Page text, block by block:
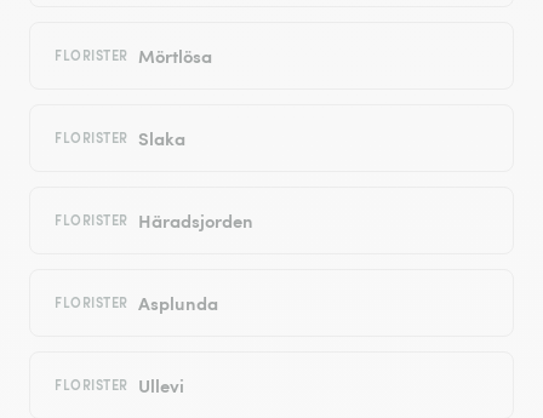
FLORISTER Mörtlösa
FLORISTER Slaka
FLORISTER Häradsjorden
FLORISTER Asplunda
FLORISTER Ullevi